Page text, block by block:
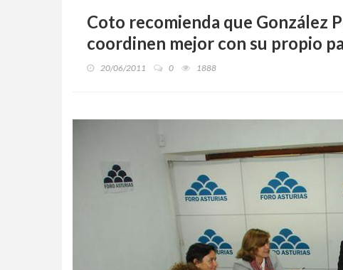
Coto recomienda que González
coordinen mejor con su propio
20/06/2011 0 1888